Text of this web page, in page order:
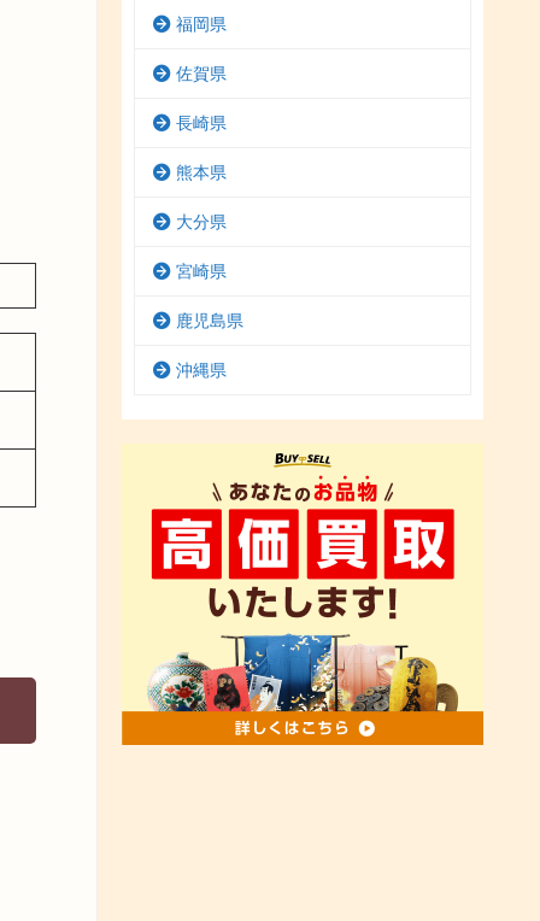
福岡県
佐賀県
長崎県
熊本県
大分県
宮崎県
鹿児島県
沖縄県